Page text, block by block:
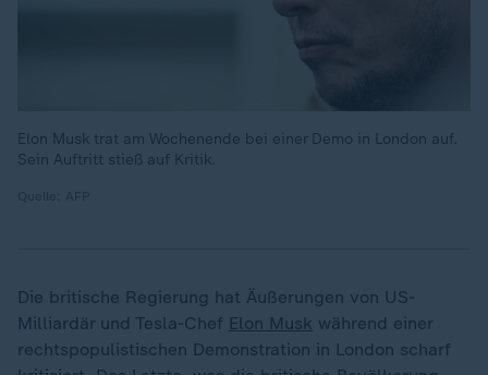
Elon Musk trat am Wochenende bei einer Demo in London auf.
Sein Auftritt stieß auf Kritik.
Die britische Regierung hat Äußerungen von US-
Milliardär und Tesla-Chef Elon Musk während einer
rechtspopulistischen Demonstration in London scharf